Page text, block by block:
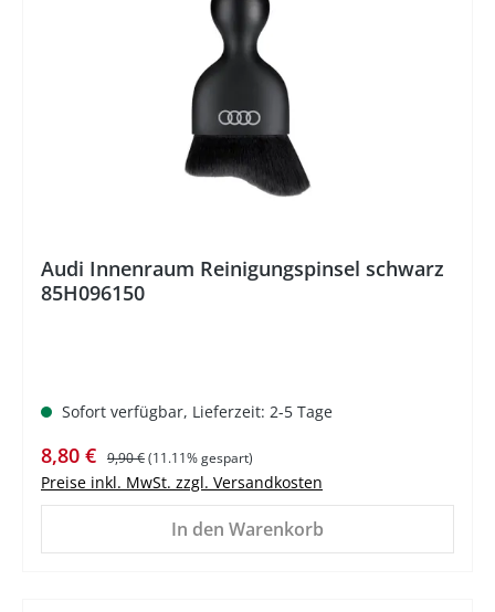
Audi Innenraum Reinigungspinsel schwarz
85H096150
Sofort verfügbar, Lieferzeit: 2-5 Tage
Verkaufspreis:
8,80 € Regulärer Preis:
9,90 €(11.11% gespart)
Preise inkl. MwSt. zzgl. Versandkosten
In den Warenkorb